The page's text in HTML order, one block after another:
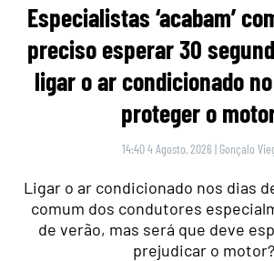
Especialistas ‘acabam’
preciso esperar 30
ligar o ar condicionado
proteger o
14:40 4 Agosto, 2026 | Gonçalo
Ligar o ar condicionado nos dias
comum dos condutores
de verão, mas será que deve
prejudicar o motor?